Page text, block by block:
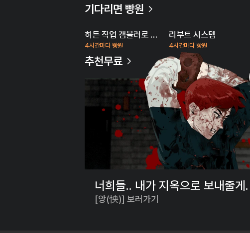
기다리면 빵원
히든 직업 갬블러로 인생 역전
4시간마다 빵원
리부트 시스템
4시간마다 빵원
추천무료
너희들.. 내가 지옥으로 보내줄게.
[앙(怏)] 보러가기